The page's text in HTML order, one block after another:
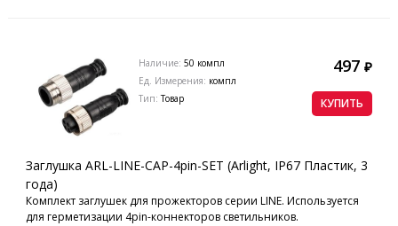
Заглушка ARL-LINE-CAP-4pin-SET (Arlight, IP67 Пластик, 3
года)
Комплект заглушек для прожекторов серии LINE. Используется
для герметизации 4pin-коннекторов светильников.
497₽
КУПИТЬ
Наличие: 50 компл
Ед. Измерения: компл
Тип:Товар